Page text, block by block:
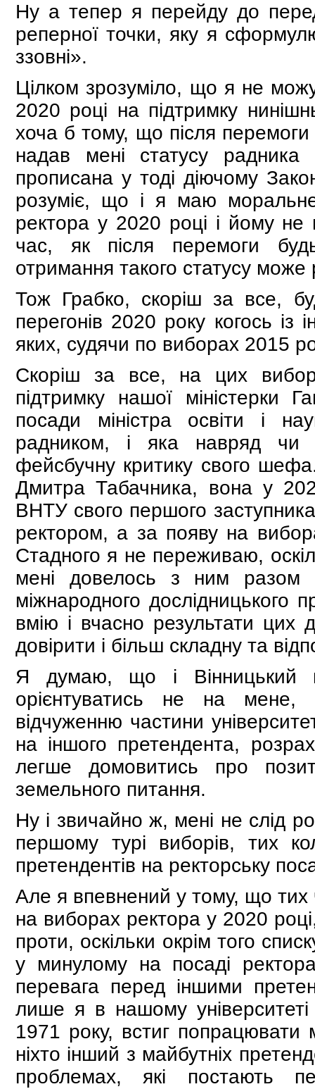
Ну а тепер я перейду до
реперної точки, яку я
ззовні».
Цілком зрозуміло, що я не
2020 році на підтримку
хоча б тому, що після
надав мені статусу
прописана у тоді діючому
розуміє, що і я маю
ректора у 2020 році і йому не
час, як після перемоги
отримання такого статусу може
Тож Грабко, скоріш за все,
перегонів 2020 року когось із
яких, судячи по виборах 2015
Скоріш за все, на цих
підтримку нашої міністерки
посади міністра освіти і
радником, і яка навряд чи
фейсбучну критику свого
Дмитра Табачника, вона у
ВНТУ свого першого
ректором, а за появу на
Стадного я не переживаю,
мені довелось з ним разом
міжнародного дослідницького
вмію і вчасно результати
довірити і більш складну та
Я думаю, що і Вінницький
орієнтуватись не на мене,
відчуженню частини
на іншого претендента,
легше домовитись про
земельного питання.
Ну і звичайно ж, мені не слід
першому турі виборів, тих
претендентів на ректорську
Але я впевнений у тому, що тих
на виборах ректора у 2020
проти, оскільки окрім того
у минулому на посаді
перевага перед іншими
лише я в нашому
1971 року, встиг попрацювати
ніхто інший з майбутніх
проблемах, які постають